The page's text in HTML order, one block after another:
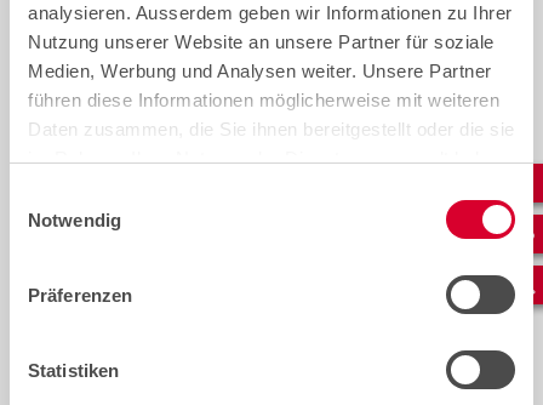
analysieren. Ausserdem geben wir Informationen zu Ihrer
Nutzung unserer Website an unsere Partner für soziale
Medien, Werbung und Analysen weiter. Unsere Partner
führen diese Informationen möglicherweise mit weiteren
Daten zusammen, die Sie ihnen bereitgestellt oder die sie
im Rahmen Ihrer Nutzung der Dienste gesammelt haben.
Notwendig
Präferenzen
Statistiken
Herzliche Gratulation zum
Absolventinnen und Absolventen
cablex
neue